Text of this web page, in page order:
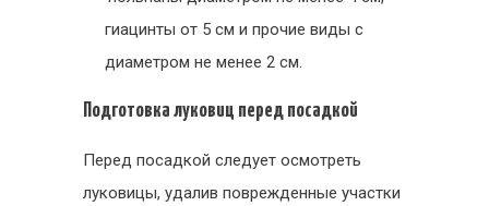
гиацинты от 5 см и прочие виды с
диаметром не менее 2 см.
Подготовка луковиц перед посадкой
Перед посадкой следует осмотреть
луковицы, удалив поврежденные участки